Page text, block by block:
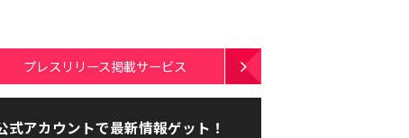
プレスリリース掲載サービス
式アカウントで最新情報ゲット！